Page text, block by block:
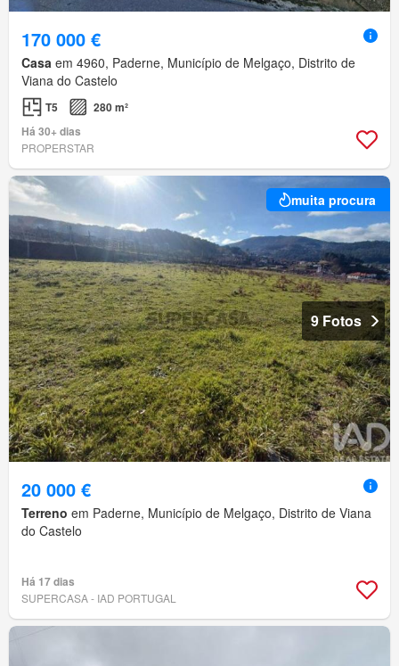
170 000 €
Casa em 4960, Paderne, Município de Melgaço, Distrito de
Viana do Castelo
T5
280 m²
Há 30+ dias
PROPERSTAR
muita procura
9 Fotos
20 000 €
Terreno em Paderne, Município de Melgaço, Distrito de Viana
do Castelo
Há 17 dias
SUPERCASA - IAD PORTUGAL